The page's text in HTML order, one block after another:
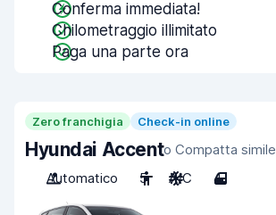
Conferma immediata!
Chilometraggio illimitato
Paga una parte ora
Zero franchigia Check-in online
Hyundai Accento Compatta simile
Automatico
5 A/C 4